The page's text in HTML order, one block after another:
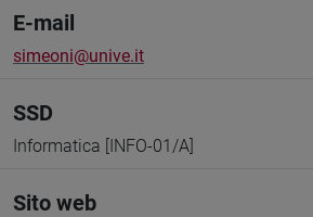
E-mail
simeoni@unive.it
SSD
Informatica [INFO-01/A]
Sito web